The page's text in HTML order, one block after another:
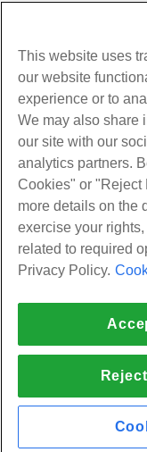
Des produits
Hébergement Web
Hébergement
Revendeur Hébergeur
Revendeur en marque
Géré Linux VPS
Windows gérés VPS
Windows non géré VPS
Serveurs Cloud
Équilibreurs de charge
Stockage de blocs
SSL Certificats
Prestations de
Migrations de sites
Communauté
Documentation produit
Tutoriels
Compagnie
À propos de nous
Centres de données
presse
Programme d'affiliation
Politique de
Forces de l'ordre
Accord d'affiliation
Chat en direct avec
Ouvrez un ticket de
© 2010-2026
entreprise.
Tous les
This website uses
our website
experience or to
We may also share
our site with our
analytics partners.
Cookies" or "Reject
more details on the
exercise your
related to required
Privacy Policy.